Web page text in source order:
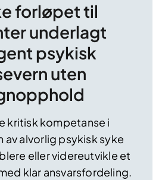
forløpet til
underlagt
psykisk
uten
kritisk kompetanse i
av alvorlig psykisk syke
eller videreutvikle et
klar ansvarsfordeling.